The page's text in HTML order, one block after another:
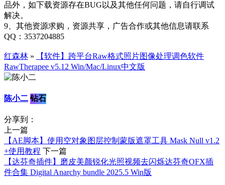
品外，如下载资源存在BUG以及其他任何问题，请自行调试
解决。
9、其他资源求购，资源共享，广告合作或其他信息请联系
QQ：3537204885
红森林 »
【软件】跨平台Raw格式照片图像处理调色软件
RawTherapee v5.12 Win/Mac/Linux中文版
陈小二 钻石
分享到：
上一篇
【AE脚本】使用空对象图层控制蒙版遮罩工具 Mask Null v1.2
+使用教程 下一篇
【达芬奇插件】磨皮美颜锐化光照视频去闪烁达芬奇OFX插
件合集 Digital Anarchy bundle 2025.5 Win版